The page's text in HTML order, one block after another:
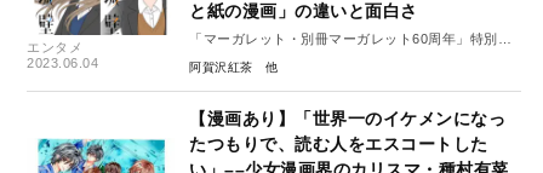
エンタメ
2023.06.04
と紙の漫画」の違いと面白さ
「マーガレット・別冊マーガレット60周年」特別イ
ンタビュー#6（前編）
阿賀沢紅茶
【漫画あり】「世界一のイケメンになっ
たつもりで、読む人をエスコートした
い」––少女漫画界のカリスマ・種村有菜